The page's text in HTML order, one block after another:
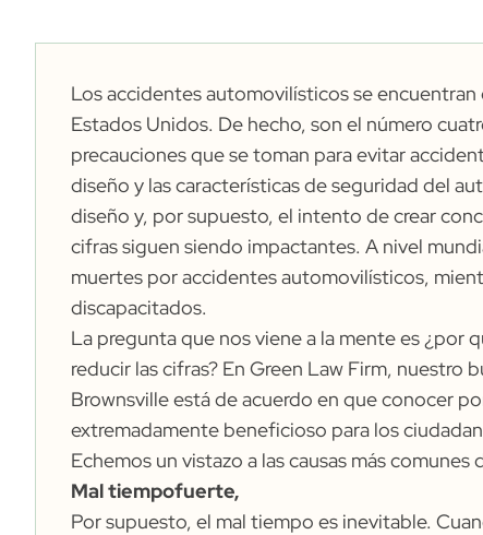
Los accidentes automovilísticos se
Estados Unidos. De hecho, son el número
precauciones que se toman para evitar
diseño y las características de seguridad del
diseño y, por supuesto, el intento de crear
cifras siguen siendo impactantes. A nivel
muertes por accidentes automovilísticos,
discapacitados.
La pregunta que nos viene a la mente es ¿por
reducir las cifras? En Green Law Firm,
Brownsville está de acuerdo en que conocer
extremadamente beneficioso para los
Echemos un vistazo a las causas más
Mal tiempofuerte,
Por supuesto, el mal tiempo es inevitable.